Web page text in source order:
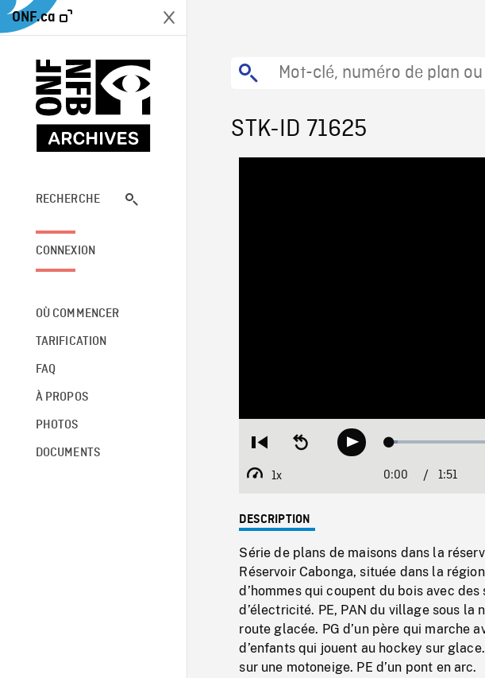
ONF.ca
RECHERCHE
CONNEXION
OÙ COMMENCER
TARIFICATION
FAQ
À PROPOS
PHOTOS
DOCUMENTS
STK-ID 71625
Restart
beginning
Seek
backwardPlay Loaded:
1x
Playback
Current
0:00 / 1:51
DESCRIPTION
Série de plans de maisons dans la
Réservoir Cabonga, située dans la
d’hommes qui coupent du bois avec
d’électricité. PE, PAN du village sous la
route glacée. PG d’un père qui marche
d’enfants qui jouent au hockey sur
sur une motoneige. PE d’un pont en arc.